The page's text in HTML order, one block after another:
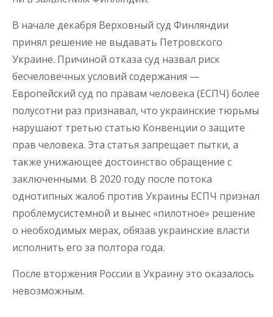
В начале декабря Верховный суд Финляндии
принял решение не выдавать Петровского
Украине. Причиной отказа суд назвал риск
бесчеловечных условий содержания —
Европейский суд по правам человека (ЕСПЧ) более
полусотни раз признавал, что украинские тюрьмы
нарушают третью статью Конвенции о защите
прав человека. Эта статья запрещает пытки, а
также унижающее достоинство обращение с
заключенными. В 2020 году после потока
однотипных жалоб против Украины ЕСПЧ признал
проблемусистемной и вынес «пилотное» решение
о необходимых мерах, обязав украинские власти
исполнить его за полтора года.
После вторжения России в Украину это оказалось
невозможным.